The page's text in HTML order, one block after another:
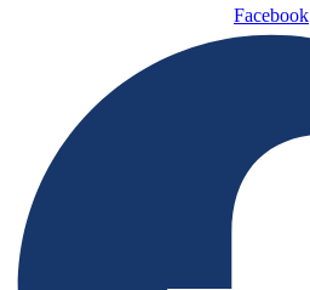
Facebook